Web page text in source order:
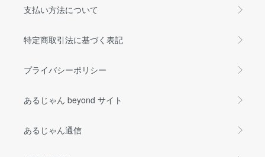
支払い方法について
特定商取引法に基づく表記
プライバシーポリシー
あるじゃん beyond サイト
あるじゃん通信